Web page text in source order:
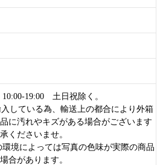
19:00 土日祝除く。
している為、輸送上の都合により外箱
に汚れやキズがある場合がございます
くださいませ。
境によっては写真の色味が実際の商品
合があります。